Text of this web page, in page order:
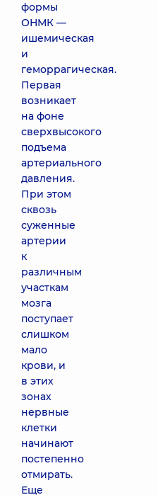
формы
ОНМК —
ишемическая
и
геморрагическая.
Первая
возникает
на фоне
сверхвысокого
подъема
артериального
давления.
При этом
сквозь
суженные
артерии
к
различным
участкам
мозга
поступает
слишком
мало
крови, и
в этих
зонах
нервные
клетки
начинают
постепенно
отмирать.
Еще